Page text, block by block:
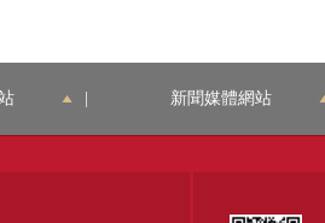
新聞媒體網站